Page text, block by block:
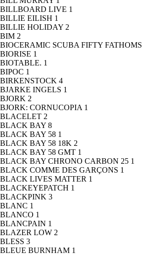
BILLBOARD LIVE 1
BILLIE EILISH 1
BILLIE HOLIDAY 2
BIM 2
BIOCERAMIC SCUBA FIFTY FATHOMS
BIORISE 1
BIOTABLE. 1
BIPOC 1
BIRKENSTOCK 4
BJARKE INGELS 1
BJORK 2
BJORK: CORNUCOPIA 1
BLACELET 2
BLACK BAY 8
BLACK BAY 58 1
BLACK BAY 58 18K 2
BLACK BAY 58 GMT 1
BLACK BAY CHRONO CARBON 25 1
BLACK COMME DES GARÇONS 1
BLACK LIVES MATTER 1
BLACKEYEPATCH 1
BLACKPINK 3
BLANC 1
BLANCO 1
BLANCPAIN 1
BLAZER LOW 2
BLESS 3
BLEUE BURNHAM 1